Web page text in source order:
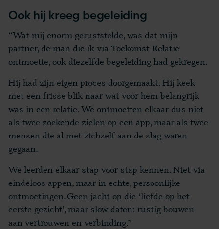
Ook hij kreeg begeleiding
“Wat mij enorm geruststelde, was dat mijn
partner, de man die ik via Toekomst Relatie
ontmoette, ook diezelfde begeleiding had gekregen.
Hij had zijn eigen proces doorgemaakt. Hij keek
met een frisse blik naar wat voor hem belangrijk
was in een relatie. We ontmoetten elkaar dus niet
als twee zoekende zielen op een app, maar als twee
mensen die al met zichzelf aan de slag waren
gegaan.
We leerden elkaar stap voor stap kennen. Niet via
eindeloos appen, maar in echte, persoonlijke
ontmoetingen. Geen jacht op die ‘liefde op het
eerste gezicht’, maar slow daten: rustig bouwen
aan vertrouwen en verbinding.”